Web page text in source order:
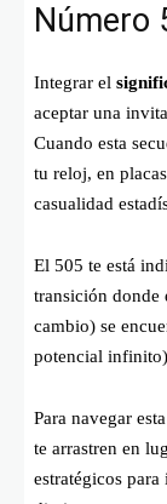
Número
Integrar el
aceptar una
Cuando esta
tu reloj, en
casualidad
El 505 te está
transición donde
cambio) se
potencial
Para navegar
te arrastren en
estratégicos